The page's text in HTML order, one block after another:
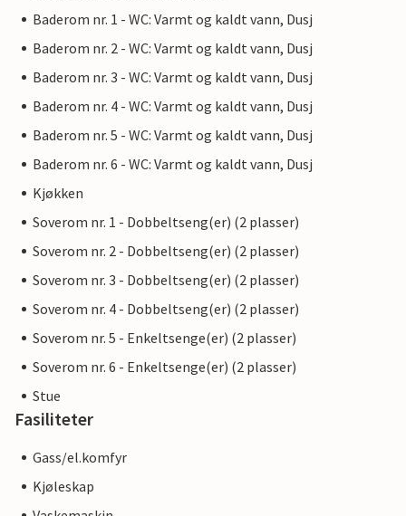
Baderom nr. 1 - WC: Varmt og kaldt vann, Dusj
Baderom nr. 2 - WC: Varmt og kaldt vann, Dusj
Baderom nr. 3 - WC: Varmt og kaldt vann, Dusj
Baderom nr. 4 - WC: Varmt og kaldt vann, Dusj
Baderom nr. 5 - WC: Varmt og kaldt vann, Dusj
Baderom nr. 6 - WC: Varmt og kaldt vann, Dusj
Kjøkken
Soverom nr. 1 - Dobbeltseng(er) (2 plasser)
Soverom nr. 2 - Dobbeltseng(er) (2 plasser)
Soverom nr. 3 - Dobbeltseng(er) (2 plasser)
Soverom nr. 4 - Dobbeltseng(er) (2 plasser)
Soverom nr. 5 - Enkeltsenge(er) (2 plasser)
Soverom nr. 6 - Enkeltsenge(er) (2 plasser)
Stue
Fasiliteter
Gass/el.komfyr
Kjøleskap